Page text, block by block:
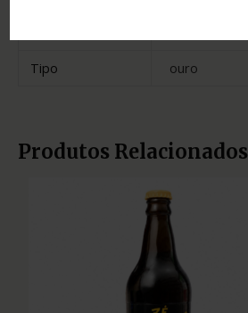
Tipo
ouro
Produtos Relacionados